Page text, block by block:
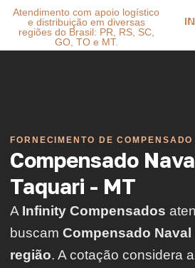
Atendimento com apoio logístico
e distribuição em diversas
regiões do Brasil: PR, RS, SC,
GO, TO e MT.
FORNECIMENTO DE
Compensado
Taquari - MT
A Infinity Compensados
buscam Compensado Naval
região. A cotação considera a